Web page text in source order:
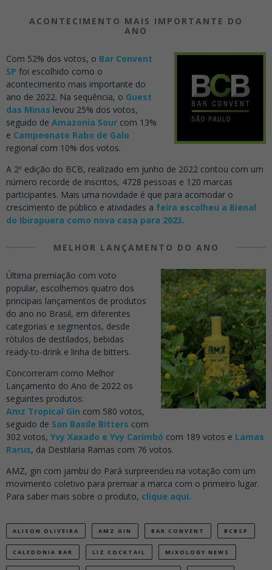
ACONTECIMENTO MAIS IMPORTANTE DO
ANO
Com 52% dos votos, o Bar Convent
SP foi escolhido como o
acontecimento mais importante do
ano de 2022. Na sequência, o Guest
das Minas levou 25% dos votos,
seguido de Amazonia Sour com 13%
e Campeonato Rabo de Galo
regional com 10% dos votos.
A 2ª edição do BCB, realizado em junho de 2022 contou com um
número recorde de inscritos, 4728 pessoas e 120 marcas
participantes. Mais uma novidade é que para acomodar o
crescimento de público e atividades a feira escolheu a Bienal
do Ibirapuera como nova casa para 2023.
MELHOR LANÇAMENTO DO ANO
Última premiação com voto
popular, escolhemos quatro dos
principais lançamentos de produtos
do ano no Brasil, em diferentes
categorias e segmentos, desde
rótulos de destilados, bebidas
ready-to-drink e linha de bitters.
Concorreram como Melhor
Lançamento do Ano de 2022 os
seguintes produtos:
Amz Tropical Gin com 580 votos,
seguido de San Basile Bitters com
302 votos, Yvy Xaxado e Yvy Carimbó com 189 votos e Lamas
Rarus, da Destilaria Ramas com 76 votos.
AMZ, gin com jambu do Pará surpreendeu na votação com um
movimento coletivo para premiar a marca com o primeiro lugar.
Para saber mais sobre o produto, clique aqui.
ALISON OLIVEIRA AMZ GIN BAR CONVENT BCBSP
CALEDONIA BAR LIZ COCKTAIL MIXOLOGY NEWS